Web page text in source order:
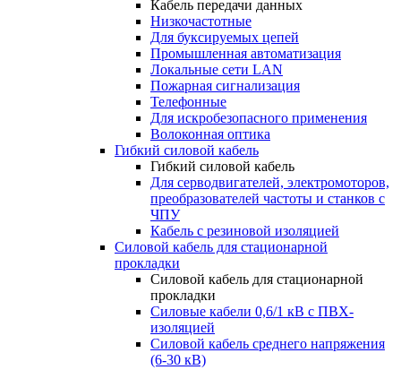
Кабель передачи данных
Низкочастотные
Для буксируемых цепей
Промышленная автоматизация
Локальные сети LAN
Пожарная сигнализация
Телефонные
Для искробезопасного применения
Волоконная оптика
Гибкий силовой кабель
Гибкий силовой кабель
Для серводвигателей, электромоторов,
преобразователей частоты и станков с
ЧПУ
Кабель с резиновой изоляцией
Силовой кабель для стационарной
прокладки
Силовой кабель для стационарной
прокладки
Силовые кабели 0,6/1 кВ с ПВХ-
изоляцией
Силовой кабель среднего напряжения
(6-30 кВ)